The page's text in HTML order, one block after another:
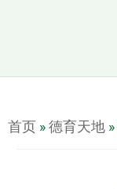
首页 »德育天地 »